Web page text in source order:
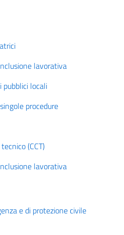
lavorativa
locali
procedure
(CCT)
lavorativa
e di protezione civile